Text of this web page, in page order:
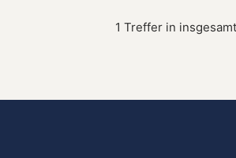
1 Treffer in